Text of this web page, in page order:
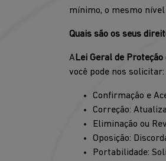
mínimo, o mesmo
Quais são os seus
ALei Geral de
você pode nos solicitar:
Confirmação e
Correção:
Eliminação ou
Oposição:
Portabilidade: